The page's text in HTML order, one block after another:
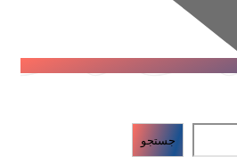
جستجو